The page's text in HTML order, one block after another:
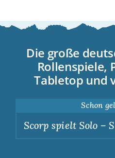
Die große
Rollenspiele,
Tabletop und
Schon
Scorp spielt Solo –